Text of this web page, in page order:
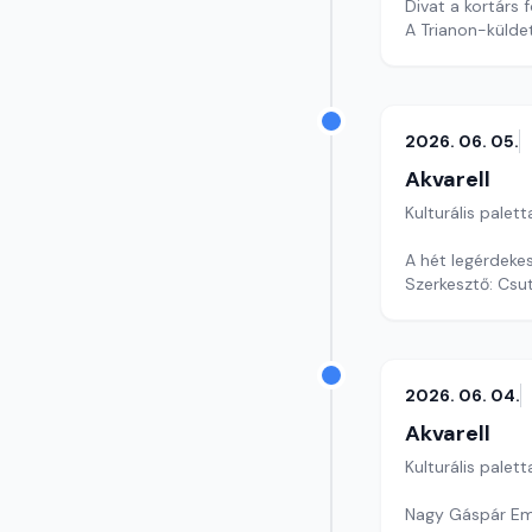
Divat a kortárs
A Trianon-
2026. 06. 05.
Akvarell
Kulturális
A hét
Szerkesztő:
2026. 06. 04.
Akvarell
Kulturális
Nagy Gáspár